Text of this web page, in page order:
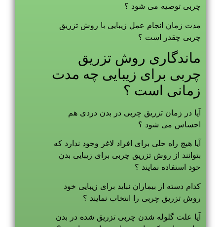
چربی توصیه می شود ؟
مدت زمان انجام عمل زیبایی با روش تزریق
چربی چقدر است ؟
ماندگاری روش تزریق
چربی برای زیبایی چه مدت
زمانی است ؟
آیا در زمان تزریق چربی در بدن دردی هم
احساس می شود ؟
آیا هیچ راه حلی برای افراد لاغر وجود ندارد که
بتوانند از روش تزریق چربی برای زیبایی بدن
خود استفاده نمایند ؟
کدام دسته از بیماران نباید برای زیبایی خود
روش تزریق چربی را انتخاب نمایند ؟
آیا علت گلوله شدن چربی تزریق شده در بدن